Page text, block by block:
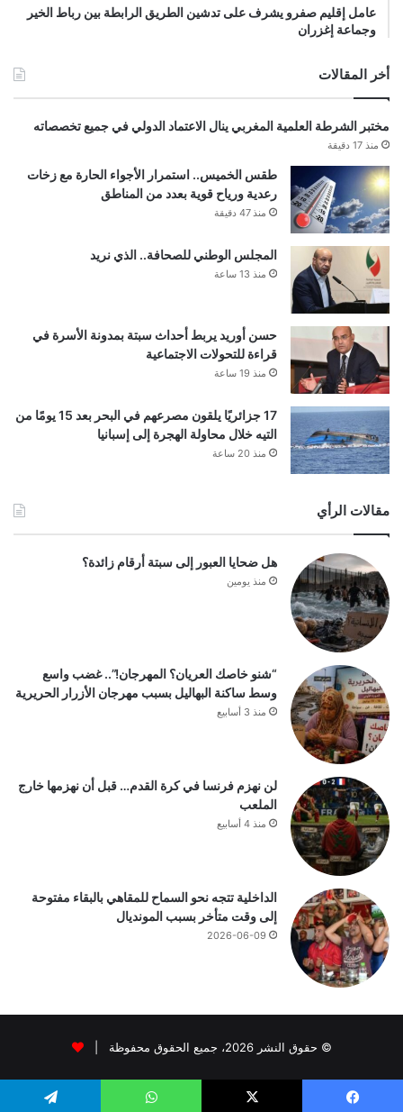
عامل إقليم صفرو يشرف على تدشين الطريق الرابطة بين رباط الخير
وجماعة إغزران
أخر المقالات
مختبر الشرطة العلمية المغربي ينال الاعتماد الدولي في جميع تخصصاته
منذ 17 دقيقة
طقس الخميس.. استمرار الأجواء الحارة مع زخات
رعدية ورياح قوية بعدد من المناطق
منذ 47 دقيقة
المجلس الوطني للصحافة.. الذي نريد
منذ 13 ساعة
حسن أوريد يربط أحداث سبتة بمدونة الأسرة في
قراءة للتحولات الاجتماعية
منذ 19 ساعة
17 جزائريًا يلقون مصرعهم في البحر بعد 15 يومًا من
التيه خلال محاولة الهجرة إلى إسبانيا
منذ 20 ساعة
مقالات الرأي
هل ضحايا العبور إلى سبتة أرقام زائدة؟
منذ يومين
“شنو خاصك العريان؟ المهرجان!”.. غضب واسع
وسط ساكنة البهاليل بسبب مهرجان الأزرار الحريرية
منذ 3 أسابيع
لن نهزم فرنسا في كرة القدم… قبل أن نهزمها خارج
الملعب
منذ 4 أسابيع
الداخلية تتجه نحو السماح للمقاهي بالبقاء مفتوحة
إلى وقت متأخر بسبب المونديال
2026-06-09
© حقوق النشر 2026، جميع الحقوق محفوظة |